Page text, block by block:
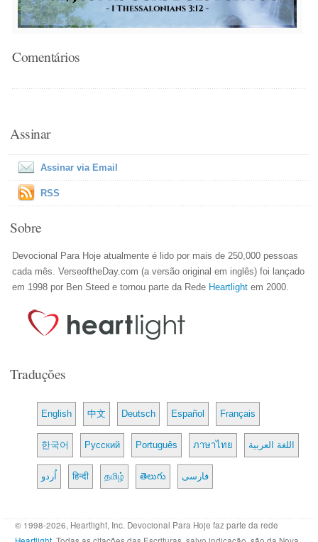
Comentários
Assinar
Assinar via Email
RSS
Sobre
Devocional Para Hoje atualmente é lido por mais de 250,000 pessoas
cada mês. VerseoftheDay.com (a versão original em inglês) foi lançado
em 1998 por Ben Steed e tornou parte da Rede Heartlight em 2000.
Traduções
English 中文 Deutsch Español Français
한국어 Русский Português ภาษาไทย اللغة العربية
اُردو हिन्दी தமிழ் తెలుగు فارسی
© 1998-2026, Heartlight, Inc. Devocional Para Hoje faz parte da rede